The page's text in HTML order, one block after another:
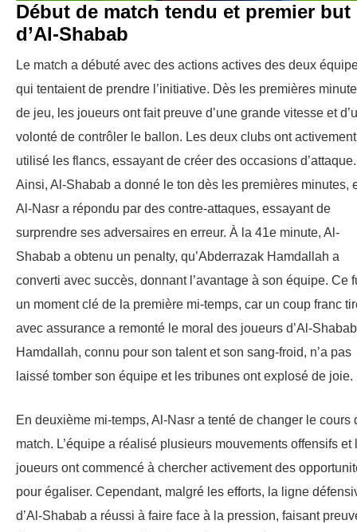
Début de match tendu et premier but
d’Al-Shabab
Le match a débuté avec des actions actives des deux
qui tentaient de prendre l’initiative. Dès les premières
de jeu, les joueurs ont fait preuve d’une grande vitesse et
volonté de contrôler le ballon. Les deux clubs ont activement
utilisé les flancs, essayant de créer des occasions d’attaque.
Ainsi, Al-Shabab a donné le ton dès les premières minutes,
Al-Nasr a répondu par des contre-attaques, essayant de
surprendre ses adversaires en erreur. À la 41e minute, Al-
Shabab a obtenu un penalty, qu’Abderrazak Hamdallah a
converti avec succès, donnant l’avantage à son équipe. Ce
un moment clé de la première mi-temps, car un coup franc
avec assurance a remonté le moral des joueurs d’Al-
Hamdallah, connu pour son talent et son sang-froid, n’a pas
laissé tomber son équipe et les tribunes ont explosé de joie.
En deuxième mi-temps, Al-Nasr a tenté de changer le cours
match. L’équipe a réalisé plusieurs mouvements offensifs et
joueurs ont commencé à chercher activement des
pour égaliser. Cependant, malgré les efforts, la ligne
d’Al-Shabab a réussi à faire face à la pression, faisant